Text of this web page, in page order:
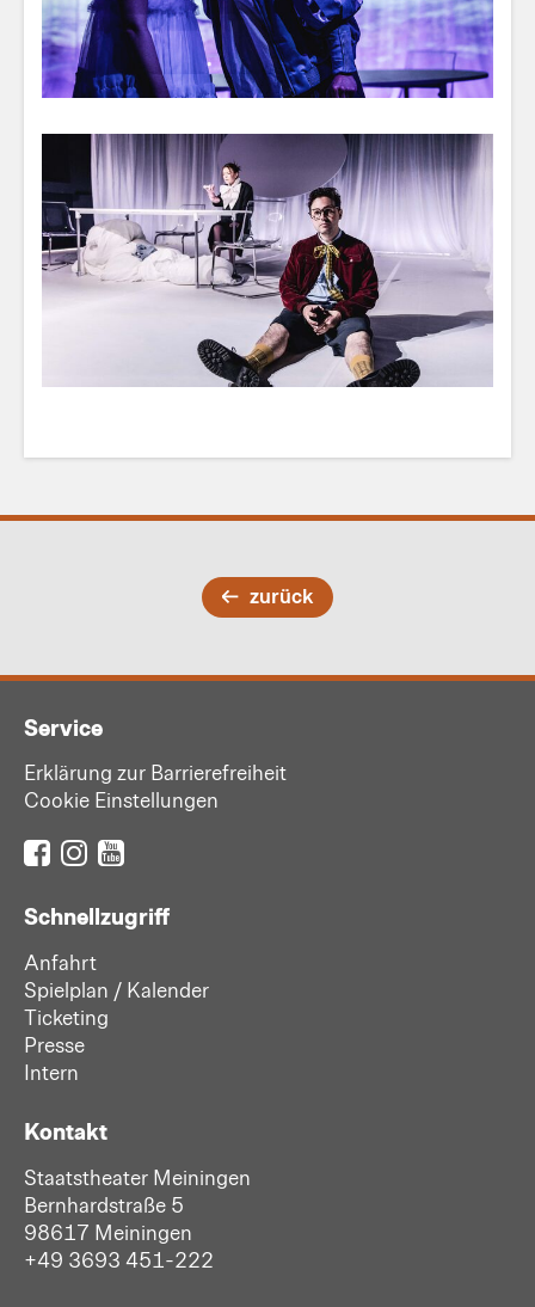
zurück
Service
Erklärung zur Barrierefreiheit
Cookie Einstellungen
Schnellzugriff
Anfahrt
Spielplan / Kalender
Ticketing
Presse
Intern
Kontakt
Staatstheater Meiningen
Bernhardstraße 5
98617 Meiningen
+49 3693 451-222